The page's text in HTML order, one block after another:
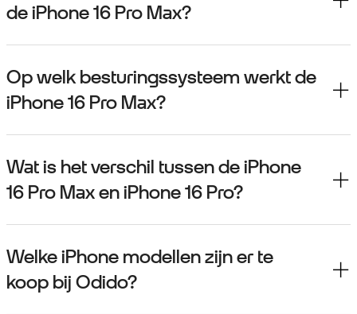
de iPhone 16 Pro Max?
Op welk besturingssysteem werkt de
iPhone 16 Pro Max?
Wat is het verschil tussen de iPhone
16 Pro Max en iPhone 16 Pro?
Welke iPhone modellen zijn er te
koop bij Odido?